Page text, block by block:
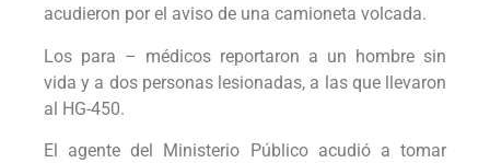
acudieron por el aviso de una camioneta volcada.
Los para – médicos reportaron a un hombre sin
vida y a dos personas lesionadas, a las que llevaron
al HG-450.
El agente del Ministerio Público acudió a tomar